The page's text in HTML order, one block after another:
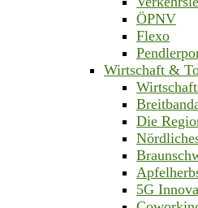
ÖPNV
Flexo
Wirtschaft &
Die
5G